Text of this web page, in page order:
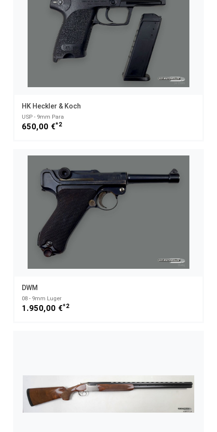
HK Heckler & Koch
USP - 9mm Para
650,00 €*2
DWM
08 - 9mm Luger
1.950,00 €*2